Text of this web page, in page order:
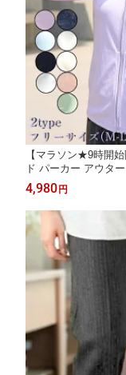
【マラソン★9時開
ド パーカー アウタ
ゆったり 体型カバー
代 80代 90代 ミセス
イズ M L LL
4,980 円